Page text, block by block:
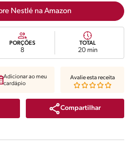
Nestlé na Amazon
PORÇÕES
8
TOTAL
20 min
Compartilhar
Adicionar ao meu
cardápio
Avalie esta receita